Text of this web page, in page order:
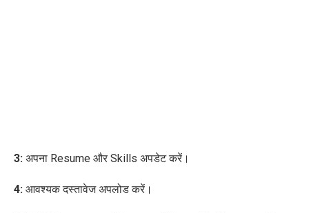
3: अपना Resume और Skills अपडेट करें।
4: आवश्यक दस्तावेज अपलोड करें।